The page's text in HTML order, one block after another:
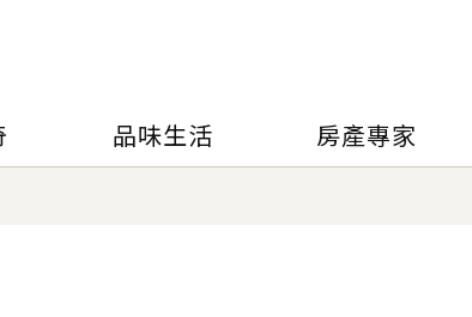
品味生活 房產專家